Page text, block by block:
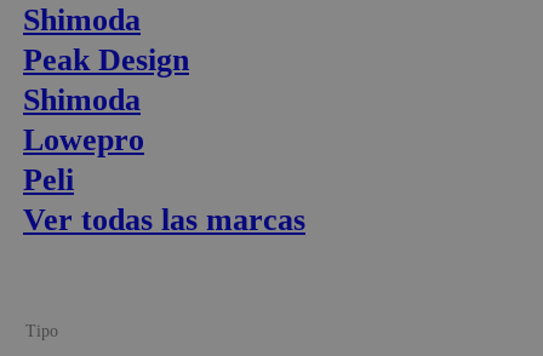
Shimoda
Peak Design
Shimoda
Lowepro
Peli
Ver todas las marcas
Tipo